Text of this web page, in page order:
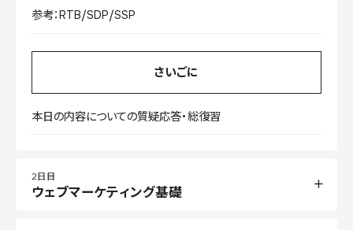
参考：RTB/SDP/SSP
さいごに
本日の内容についての質疑応答・総復習
2日目
ウェブマーケティング基礎